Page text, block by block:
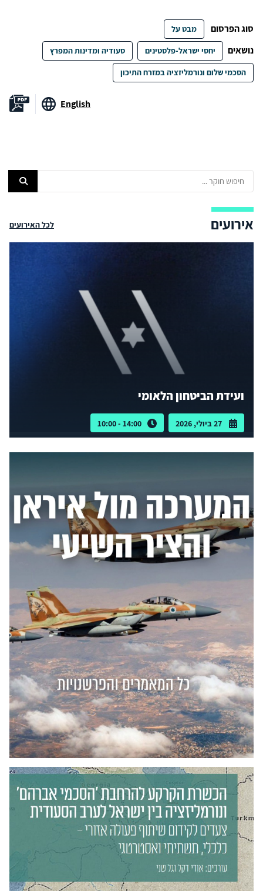
סוג הפרסום מבט על
נושאים יחסי ישראל-פלסטינים סעודיה ומדינות המפרץ
הסכמי שלום ונורמליזציה במזרח התיכון
English
אירועים לכל האירועים
ועידת הביטחון הלאומי
27 ביולי, 2026 14:00 - 10:00